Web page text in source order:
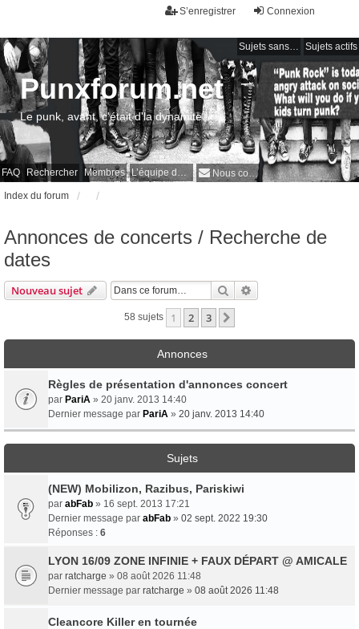
Connexion
S’enregistrer
Sujets sans réponse Sujets actifs
FAQ Rechercher Membres L’équipe du forum Nous contacter
Punxforum.net
Le punk, avant, c'était d'la dynamite !
Index du forum
Annonces de concerts / Recherche de
dates
Nouveau sujet Rechercher
58 sujets 1 2 3
Annonces
Règles de présentation d'annonces concert
par PariA » 20 janv. 2013 14:40
Dernier message par PariA » 20 janv. 2013 14:40
Sujets
(NEW) Mobilizon, Razibus, Pariskiwi
par abFab » 16 sept. 2013 17:21
Dernier message par abFab » 02 sept. 2022 19:30
Réponses : 6
LYON 16/09 ZONE INFINIE + FAUX DÉPART @ AMICALE
par ratcharge » 08 août 2026 11:48
Dernier message par ratcharge » 08 août 2026 11:48
Cleancore Killer en tournée